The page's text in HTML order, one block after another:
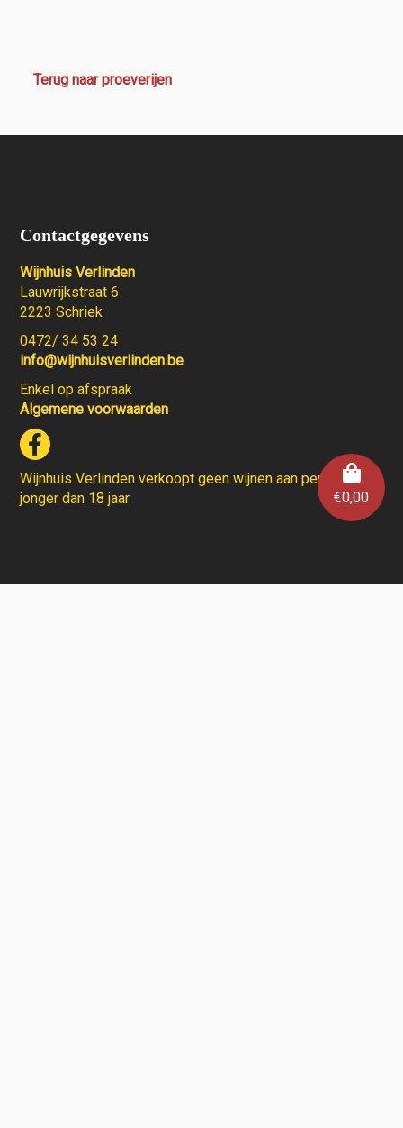
€0,00
Terug naar proeverijen
Contactgegevens
Wijnhuis Verlinden
Lauwrijkstraat 6
2223 Schriek
0472/ 34 53 24
info@wijnhuisverlinden.be
Enkel op afspraak
Algemene voorwaarden
Wijnhuis Verlinden verkoopt geen wijnen aan personen
jonger dan 18 jaar.